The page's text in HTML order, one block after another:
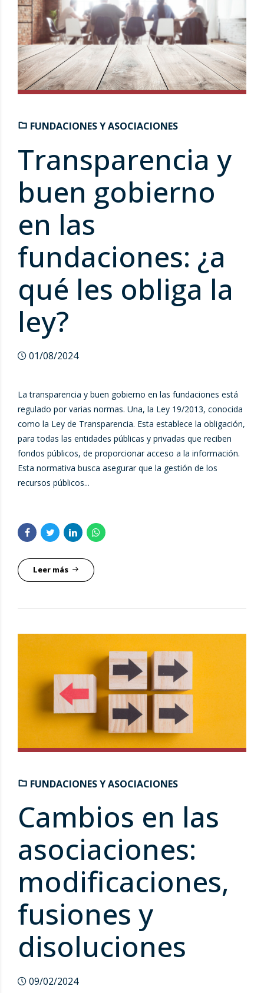
FUNDACIONES Y ASOCIACIONES
Transparencia y
buen gobierno
en las
fundaciones: ¿a
qué les obliga la
ley?
01/08/2024
La transparencia y buen gobierno en las fundaciones está
regulado por varias normas. Una, la Ley 19/2013, conocida
como la Ley de Transparencia. Esta establece la obligación,
para todas las entidades públicas y privadas que reciben
fondos públicos, de proporcionar acceso a la información.
Esta normativa busca asegurar que la gestión de los
recursos públicos...
Leer más
FUNDACIONES Y ASOCIACIONES
Cambios en las
asociaciones:
modificaciones,
fusiones y
disoluciones
09/02/2024